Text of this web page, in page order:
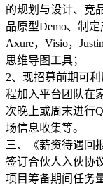
的规划与设计、竞
品原型Demo、制
Axure，Visio，
思维导图工具；
2、现招募前期可
程加入平台团队在
次晚上或周末进行
场信息收集等。
三、《薪资待遇回
签订合伙人入伙协
项目筹备期间任务